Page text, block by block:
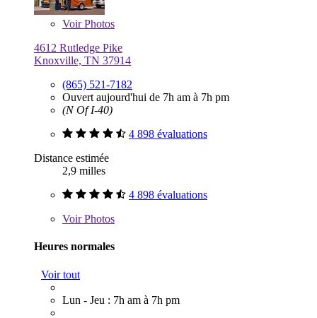
VoirPhotos
4612 Rutledge Pike
Knoxville, TN 37914
(865) 521-7182
Ouvert aujourd'hui de 7h am à 7h pm
(N Of I-40)
4 898 évaluations
Distance estimée
2,9 milles
4 898 évaluations
VoirPhotos
Heures normales
Voir tout
Lun - Jeu : 7h am à 7h pm